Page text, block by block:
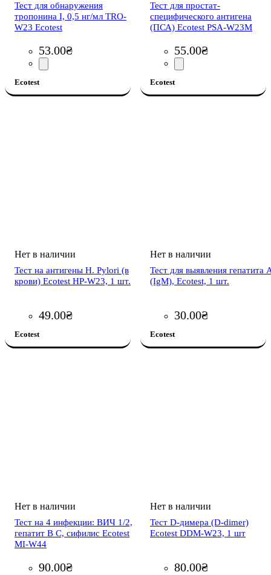
Тест для обнаружения
тропонина I, 0,5 нг/мл TRO-
W23 Ecotest
53.00₴
Ecotest
Тест для простат-
специфического антигена
(ПСА) Ecotest PSA-W23M
55.00₴
Ecotest
Тест на антигены H. Pylori (в
крови) Ecotest HP-W23, 1 шт.
49.00₴
Ecotest
Тест для выявления гепатита
(IgM), Ecotest, 1 шт.
30.00₴
Ecotest
Тест на 4 инфекции: ВИЧ 1/2,
гепатит В С, сифилис Ecotest
MI-W44
90.00₴
Тест D-димера (D-dimer)
Ecotest DDM-W23, 1 шт
80.00₴